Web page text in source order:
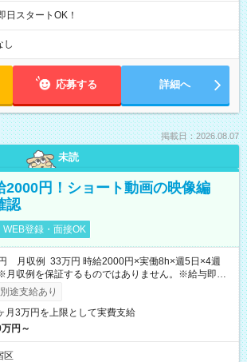
日スタートOK！
し
応募する 詳細へ
掲載日：2026.08.07
未読
2000円！ショート動画の映像編
認
WEB登録・面接OK
月収例 33万円 時給2000円×実働8h×週5日×4週
収例を保証するものではありません。※給与即受
ス利用可（利用条件有）
途支給あり
月3万円を上限として実費支給
円～
区